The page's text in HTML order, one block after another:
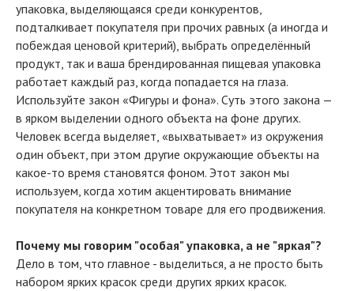
упаковка, выделяющаяся среди конкурентов,
подталкивает покупателя при прочих равных (а иногда и
побеждая ценовой критерий), выбрать определённый
продукт, так и ваша брендированная пищевая упаковка
работает каждый раз, когда попадается на глаза.
Используйте закон «Фигуры и фона». Суть этого закона —
в ярком выделении одного объекта на фоне других.
Человек всегда выделяет, «выхватывает» из окружения
один объект, при этом другие окружающие объекты на
какое-то время становятся фоном. Этот закон мы
используем, когда хотим акцентировать внимание
покупателя на конкретном товаре для его продвижения.
Почему мы говорим "особая" упаковка, а не "яркая"?
Дело в том, что главное - выделиться, а не просто быть
набором ярких красок среди других ярких красок.